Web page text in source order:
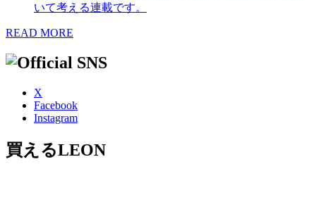
いて考える連載です。
READ MORE
X
Facebook
Instagram
買えるLEON